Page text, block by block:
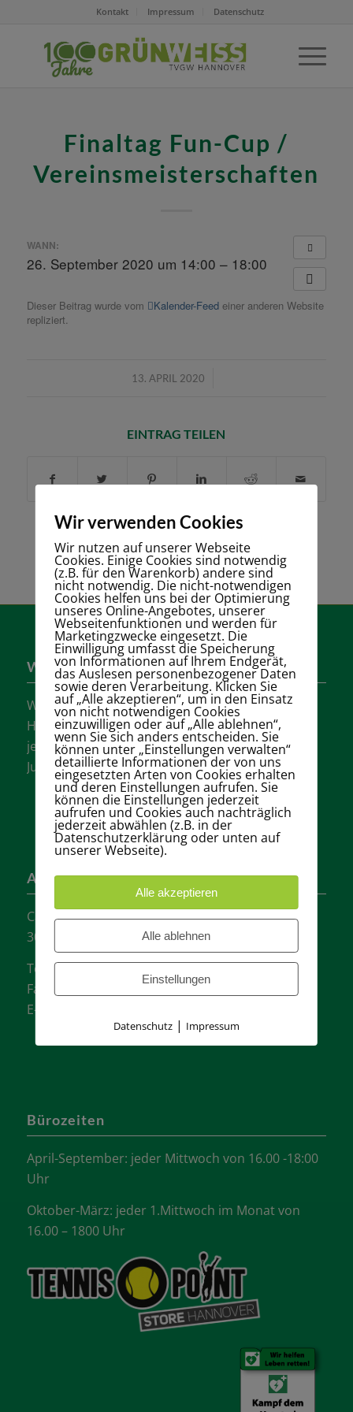
Kontakt Impressum Datenschutz
Finaltag Fun-Cup /
Vereinsmeisterschaften
WANN:
26. September 2020 um 14:00 – 18:00
Dieser Beitrag wurde vom Kalender-Feedeiner anderen Website
repliziert.
13. APRIL 2020
/
EINTRAG TEILEN
Wer sind wir?
Wir sind einer der größten Tennisvereine
Hannovers mit vielen aktiven Mannschaften in
jeder Altersklasse für Damen, Herren und
Jugendliche.
Adresse
Carl-Loges-Str.12
30657 Hannover
Tel.: + 49 511- 6046340
Fax: + 49 511- 601048
E-Mail:
Bürozeiten
April-September: jeder Mittwoch von 16.00 -18:00
Uhr
Oktober-März: jeder 1.Mittwoch im Monat von
16.00 – 1800 Uhr
Wir verwenden Cookies
Wir nutzen auf unserer Webseite
Cookies. Einige Cookies sind notwendig
(z.B. für den Warenkorb) andere sind
nicht notwendig. Die nicht-notwendigen
Cookies helfen uns bei der Optimierung
unseres Online-Angebotes, unserer
Webseitenfunktionen und werden für
Marketingzwecke eingesetzt. Die
Einwilligung umfasst die Speicherung
von Informationen auf Ihrem Endgerät,
das Auslesen personenbezogener Daten
sowie deren Verarbeitung. Klicken Sie
auf „Alle akzeptieren“, um in den Einsatz
von nicht notwendigen Cookies
einzuwilligen oder auf „Alle ablehnen“,
wenn Sie sich anders entscheiden. Sie
können unter „Einstellungen verwalten“
detaillierte Informationen der von uns
eingesetzten Arten von Cookies erhalten
und deren Einstellungen aufrufen. Sie
können die Einstellungen jederzeit
aufrufen und Cookies auch nachträglich
jederzeit abwählen (z.B. in der
Datenschutzerklärung oder unten auf
unserer Webseite).
Alle akzeptieren
Alle ablehnen
Einstellungen
Datenschutz| Impressum